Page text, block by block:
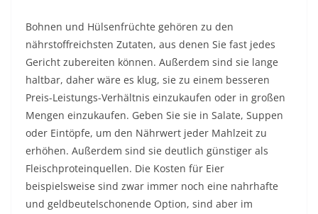
Bohnen und Hülsenfrüchte gehören zu den
nährstoffreichsten Zutaten, aus denen Sie fast jedes
Gericht zubereiten können. Außerdem sind sie lange
haltbar, daher wäre es klug, sie zu einem besseren
Preis-Leistungs-Verhältnis einzukaufen oder in großen
Mengen einzukaufen. Geben Sie sie in Salate, Suppen
oder Eintöpfe, um den Nährwert jeder Mahlzeit zu
erhöhen. Außerdem sind sie deutlich günstiger als
Fleischproteinquellen. Die Kosten für Eier
beispielsweise sind zwar immer noch eine nahrhafte
und geldbeutelschonende Option, sind aber im